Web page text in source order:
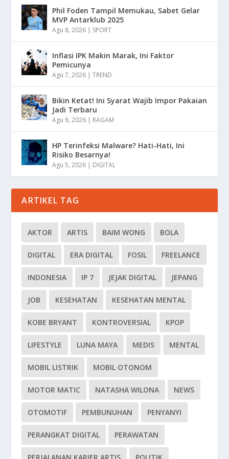
Phil Foden Tampil Memukau, Sabet Gelar
MVP Antarklub 2025
Agu 8, 2026 | SPORT
Inflasi IPK Makin Marak, Ini Faktor
Pemicunya
Agu 7, 2026 |TREND
Bikin Ketat! Ini Syarat Wajib Impor Pakaian
Jadi Terbaru
Agu 6, 2026 | RAGAM
HP Terinfeksi Malware? Hati-Hati, Ini
Risiko Besarnya!
Agu 5, 2026 | DIGITAL
ARTIKEL TAG
AKTOR ARTIS BAIM WONG BOLA
DIGITAL ERA DIGITAL FOSIL FREELANCE
INDONESIA IP 7 JEJAK DIGITAL JEPANG
JOB KESEHATAN KESEHATAN MENTAL
KOBE BRYANT KONTROVERSIAL KPOP
LIFESTYLE LUNA MAYA MEDIS MENTAL
MOBIL LISTRIK MOBIL OTONOM
MOTOR MATIC NATASHA WILONA NEWS
OTOMOTIF PEMBUNUHAN PENYANYI
PERANGKAT DIGITAL PERAWATAN